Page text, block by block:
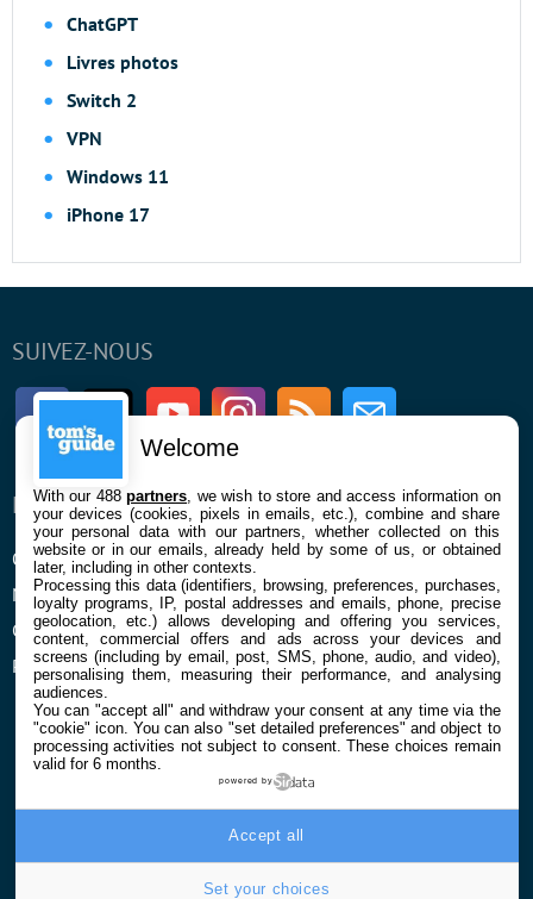
ChatGPT
Livres photos
Switch 2
VPN
Windows 11
iPhone 17
SUIVEZ-NOUS
FacebookTwitter Youtube InstagramRSS Newsletter
ENTREPRISE
Qui sommes nous
Mentions légales et CGU
Confidentialité et Cookies
Préférences cookies
À PROPOS
La rédaction
Contact
Welcome
With our 488partners , we wish to store and access information on
your devices (cookies, pixels in emails, etc.), combine and share
your personal data with our partners, whether collected on this
website or in our emails, already held by some of us, or obtained
later, including in other contexts.
Processing this data (identifiers, browsing, preferences, purchases,
loyalty programs, IP, postal addresses and emails, phone, precise
geolocation, etc.) allows developing and offering you services,
content, commercial offers and ads across your devices and
screens (including by email, post, SMS, phone, audio, and video),
personalising them, measuring their performance, and analysing
audiences.
You can "accept all" and withdraw your consent at any time via the
"cookie" icon. You can also "set detailed preferences" and object to
processing activities not subject to consent. These choices remain
valid for 6 months.
powered by
Set your choices
Accept all